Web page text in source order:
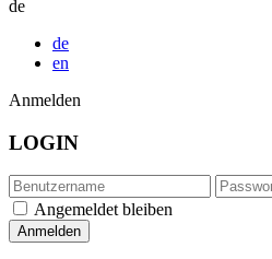
de
de
en
Anmelden
LOGIN
Angemeldet bleiben